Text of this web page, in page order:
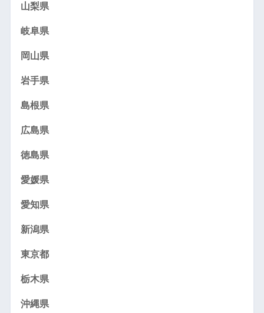
山梨県
岐阜県
岡山県
岩手県
島根県
広島県
徳島県
愛媛県
愛知県
新潟県
東京都
栃木県
沖縄県